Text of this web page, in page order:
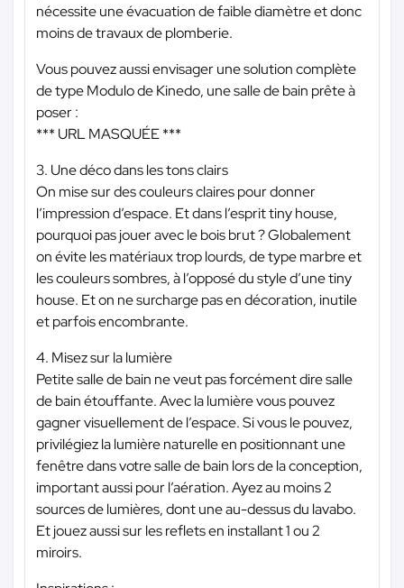
nécessite une évacuation de faible diamètre et donc
moins de travaux de plomberie.
Vous pouvez aussi envisager une solution complète
de type Modulo de Kinedo, une salle de bain prête à
poser :
*** URL MASQUÉE ***
3. Une déco dans les tons clairs
On mise sur des couleurs claires pour donner
l’impression d’espace. Et dans l’esprit tiny house,
pourquoi pas jouer avec le bois brut ? Globalement
on évite les matériaux trop lourds, de type marbre et
les couleurs sombres, à l’opposé du style d’une tiny
house. Et on ne surcharge pas en décoration, inutile
et parfois encombrante.
4. Misez sur la lumière
Petite salle de bain ne veut pas forcément dire salle
de bain étouffante. Avec la lumière vous pouvez
gagner visuellement de l’espace. Si vous le pouvez,
privilégiez la lumière naturelle en positionnant une
fenêtre dans votre salle de bain lors de la conception,
important aussi pour l’aération. Ayez au moins 2
sources de lumières, dont une au-dessus du lavabo.
Et jouez aussi sur les reflets en installant 1 ou 2
miroirs.